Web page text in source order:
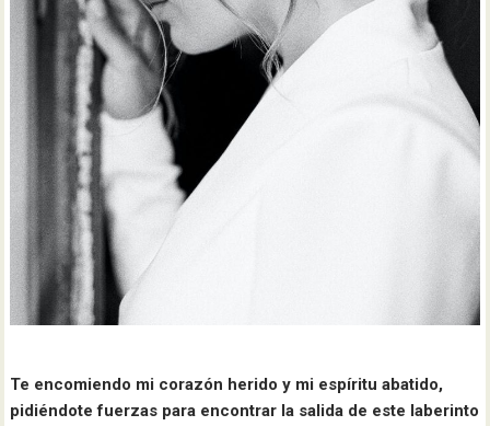
Te encomiendo mi corazón herido y mi espíritu abatido,
pidiéndote fuerzas para encontrar la salida de este laberinto